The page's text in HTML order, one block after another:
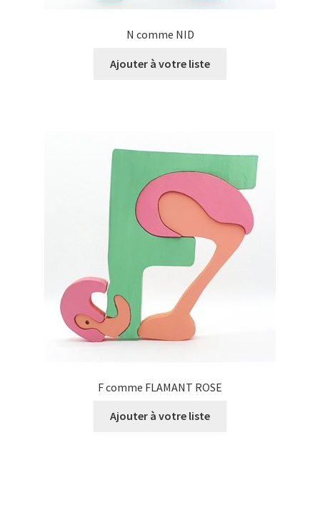
N comme NID
Ajouter à votre liste
F comme FLAMANT ROSE
Ajouter à votre liste